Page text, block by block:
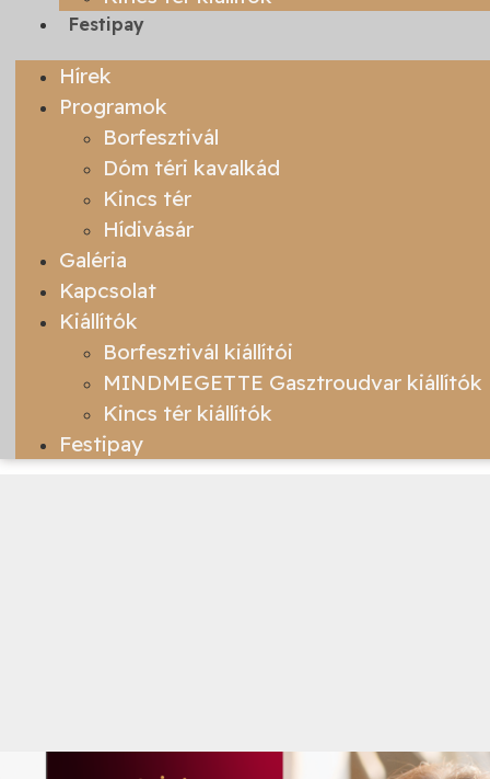
Festipay
Hírek
Programok
Borfesztivál
Dóm téri kavalkád
Kincs tér
Hídivásár
Galéria
Kapcsolat
Kiállítók
Borfesztivál kiállítói
MINDMEGETTE Gasztroudvar kiállítók
Kincs tér kiállítók
Festipay